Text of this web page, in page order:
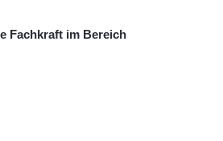
Fachkraft im Bereich